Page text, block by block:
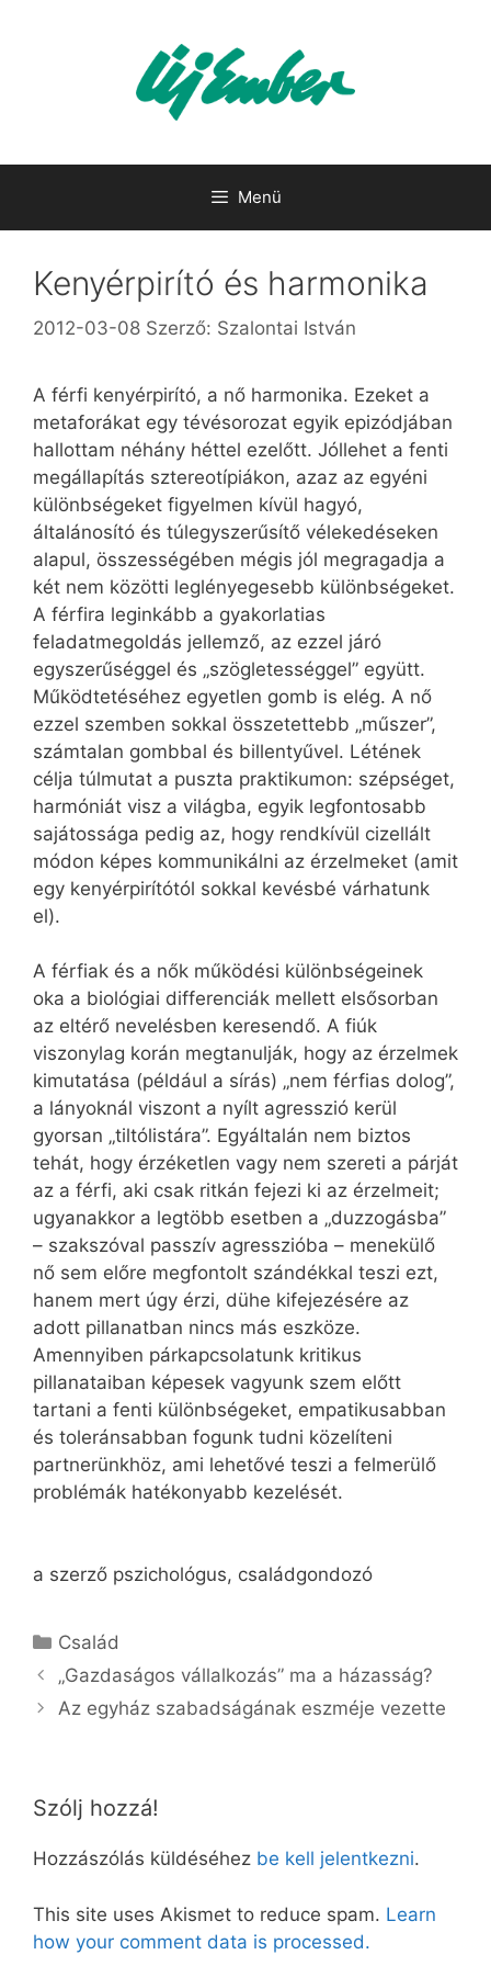
Menü
Kenyérpirító és harmonika
2012-03-08 Szerző: Szalontai István
A férfi kenyérpirító, a nő harmonika. Ezeket a
metaforákat egy tévésorozat egyik epizódjában
hallottam néhány héttel ezelőtt. Jóllehet a fenti
megállapítás sztereotípiákon, azaz az egyéni
különbségeket figyelmen kívül hagyó,
általánosító és túlegyszerűsítő vélekedéseken
alapul, összességében mégis jól megragadja a
két nem közötti leglényegesebb különbségeket.
A férfira leginkább a gyakorlatias
feladatmegoldás jellemző, az ezzel járó
egyszerűséggel és „szögletességgel” együtt.
Működtetéséhez egyetlen gomb is elég. A nő
ezzel szemben sokkal összetettebb „műszer”,
számtalan gombbal és billentyűvel. Létének
célja túlmutat a puszta praktikumon: szépséget,
harmóniát visz a világba, egyik legfontosabb
sajátossága pedig az, hogy rendkívül cizellált
módon képes kommunikálni az érzelmeket (amit
egy kenyérpirítótól sokkal kevésbé várhatunk
el).
A férfiak és a nők működési különbségeinek
oka a biológiai differenciák mellett elsősorban
az eltérő nevelésben keresendő. A fiúk
viszonylag korán megtanulják, hogy az érzelmek
kimutatása (például a sírás) „nem férfias dolog”,
a lányoknál viszont a nyílt agresszió kerül
gyorsan „tiltólistára”. Egyáltalán nem biztos
tehát, hogy érzéketlen vagy nem szereti a párját
az a férfi, aki csak ritkán fejezi ki az érzelmeit;
ugyanakkor a legtöbb esetben a „duzzogásba”
– szakszóval passzív agresszióba – menekülő
nő sem előre megfontolt szándékkal teszi ezt,
hanem mert úgy érzi, dühe kifejezésére az
adott pillanatban nincs más eszköze.
Amennyiben párkapcsolatunk kritikus
pillanataiban képesek vagyunk szem előtt
tartani a fenti különbségeket, empatikusabban
és toleránsabban fogunk tudni közelíteni
partnerünkhöz, ami lehetővé teszi a felmerülő
problémák hatékonyabb kezelését.
a szerző pszichológus, családgondozó
Kategória
Család
„Gazdaságos vállalkozás” ma a házasság?
Az egyház szabadságának eszméje vezette
Szólj hozzá!
Hozzászólás küldéséhez be kell jelentkezni.
This site uses Akismet to reduce spam. Learn
how your comment data is processed.